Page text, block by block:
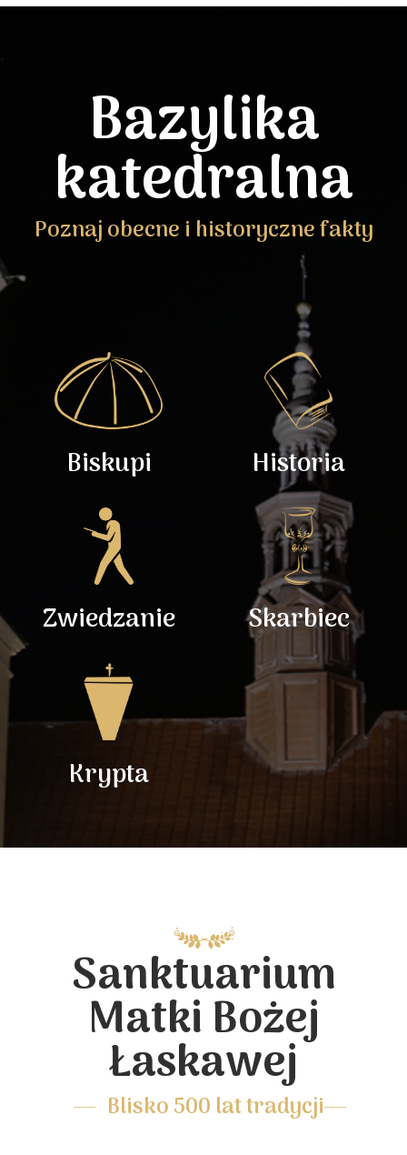
Bazylika
katedralna
Poznaj obecne i historyczne fakty
Biskupi Historia
Zwiedzanie Skarbiec
Krypta
Sanktuarium
Matki Bożej
Łaskawej
Blisko 500 lat tradycji